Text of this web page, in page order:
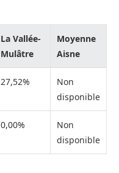
La Vallée-
Mulâtre
Moyenne
Aisne
27,52%
Non
disponible
0,00%
Non
disponible